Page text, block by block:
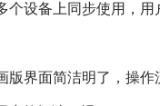
个设备上同步使用，用
版界面简洁明了，操